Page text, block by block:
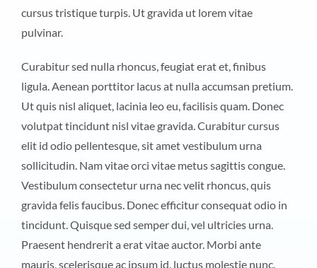
cursus tristique turpis. Ut gravida ut lorem vitae
pulvinar.
Curabitur sed nulla rhoncus, feugiat erat et, finibus
ligula. Aenean porttitor lacus at nulla accumsan pretium.
Ut quis nisl aliquet, lacinia leo eu, facilisis quam. Donec
volutpat tincidunt nisl vitae gravida. Curabitur cursus
elit id odio pellentesque, sit amet vestibulum urna
sollicitudin. Nam vitae orci vitae metus sagittis congue.
Vestibulum consectetur urna nec velit rhoncus, quis
gravida felis faucibus. Donec efficitur consequat odio in
tincidunt. Quisque sed semper dui, vel ultricies urna.
Praesent hendrerit a erat vitae auctor. Morbi ante
mauris, scelerisque ac ipsum id, luctus molestie nunc.